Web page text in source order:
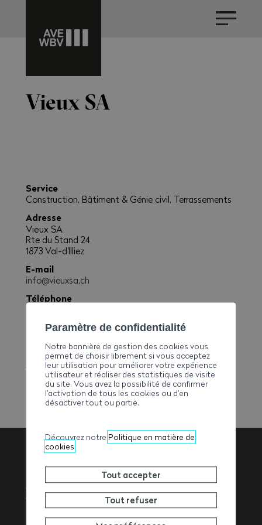
Vieux SA
Service
Construction, Bâtiment & Génie civil, Terrassements
Adresse
Vieux SA
Rte du Stand 24
1873 Val-d'Illiez
E-mail
info@vieuxsa.ch
Téléphone
Site web
www.vieuxsa.ch
Association
Valaisanne des
Paramètre de confidentialité
Notre bannière de gestion des cookies vous
permet de choisir librement si vous acceptez
leur utilisation pour améliorer votre expérience
utilisateur et réaliser des statistiques de visite
du site. Vous avez la possibilité de confirmer
l’activation de tous les cookies ou d’en
désactiver tout ou partie.
Découvrez notre Politique en matière de
cookies
Tout accepter
Tout refuser